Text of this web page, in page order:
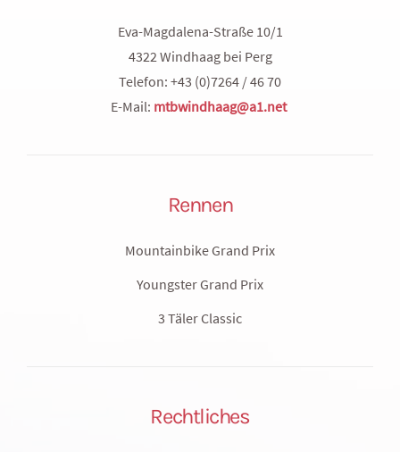
Eva-Magdalena-Straße 10/1
4322 Windhaag bei Perg
Telefon: +43 (0)7264 / 46 70
E-Mail: mtbwindhaag@a1.net
Rennen
Mountainbike Grand Prix
Youngster Grand Prix
3 Täler Classic
Rechtliches